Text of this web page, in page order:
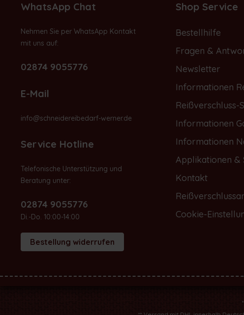
WhatsApp Chat
Nehmen Sie per WhatsApp Kontakt
mit uns auf:
02874 9055776
E-Mail
info@schneidereibedarf-werner.de
Service Hotline
Telefonische Unterstützung und
Beratung unter:
02874 9055776
Di.-Do. 10:00-14:00
Bestellung widerrufen
Shop Service
Bestellhilfe
Fragen &
Newsletter
Informationen
Reißverschluss-
Informationen
Informationen
Applikationen &
Kontakt
Cookie-